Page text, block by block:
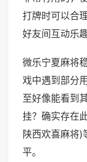
打牌时可以合
好友间互动乐趣
微乐宁夏麻将
戏中遇到部分
至好像能看到
挂？确实存在
陕西欢喜麻将)
平。